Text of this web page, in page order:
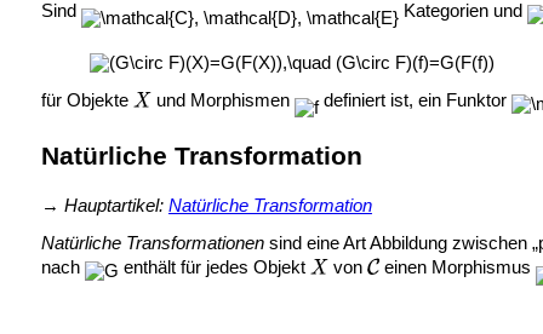
Sind Kategorien und
für Objekte und Morphismen definiert ist, ein Funktor
Natürliche Transformation
→ Hauptartikel: Natürliche Transformation
Natürliche Transformationensind eine Art Abbildung zwischen
nach
enthält für jedes Objekt von einen Morphismus